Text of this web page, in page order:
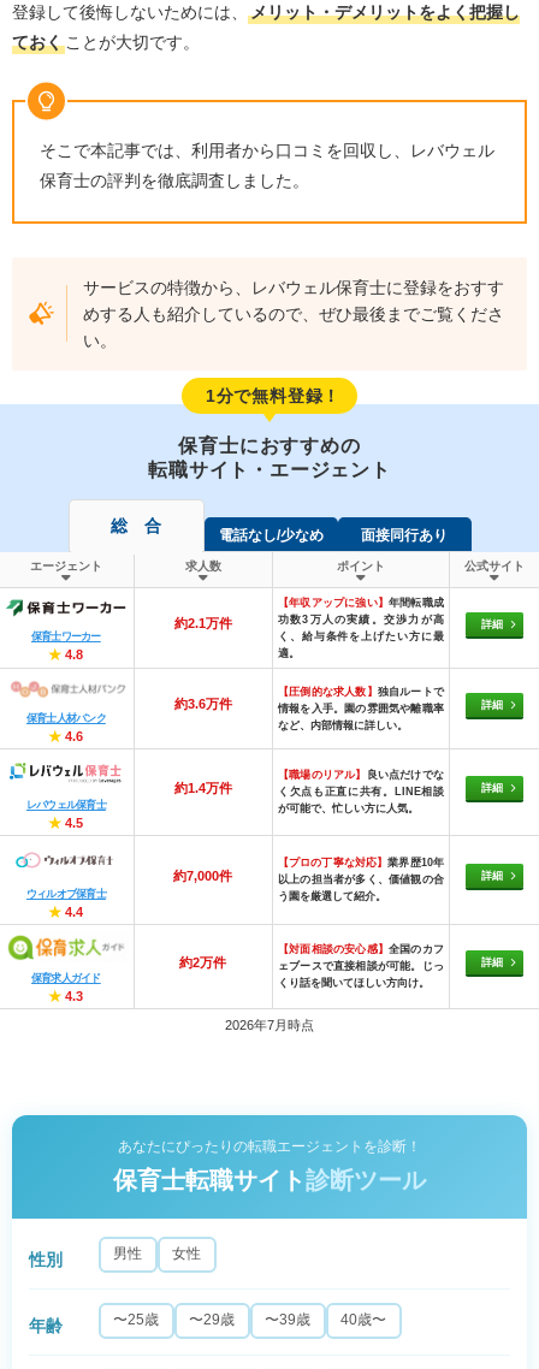
登録して後悔しないためには、
メリット・デメリットをよく把握し
ておくことが大切です。
そこで本記事では、利用者から口コミを回収し、レバウェル
保育士の評判を徹底調査しました。
サービスの特徴から、レバウェル保育士に登録をおすす
めする人も紹介しているので、ぜひ最後までご覧くださ
い。
1分で無料登録！
保育士におすすめの
転職サイト・エージェント
総 合 電話なし/少なめ 面接同行あり
エージェント 求人数 ポイント 公式サイト
保育士ワーカー
★ 4.8
約2.1万件
【年収アップに強い】年間転職成
功数3万人の実績。交渉力が高
く、給与条件を上げたい方に最
適。
詳細
保育士人材バンク
★ 4.6
約3.6万件
【圧倒的な求人数】 独自ルートで
情報を入手。園の雰囲気や離職率
など、内部情報に詳しい。
詳細
レバウェル保育士
★ 4.5
約1.4万件
【職場のリアル】
良い点だけでな
く欠点も正直に共有。LINE相談
が可能で、忙しい方に人気。
詳細
ウィルオブ保育士
★ 4.4
約7,000件
【プロの丁寧な対応】業界歴10年
以上の担当者が多く、価値観の合
う園を厳選して紹介。
詳細
保育求人ガイド
★ 4.3
約2万件
【対面相談の安心感】全国のカフ
ェブースで直接相談が可能。じっ
くり話を聞いてほしい方向け。
詳細
2026年7月時点
あなたにぴったりの転職エージェントを診断！
保育士転職サイト診断ツール
性別 男性 女性
年齢 〜25歳 〜29歳 〜39歳 40歳〜